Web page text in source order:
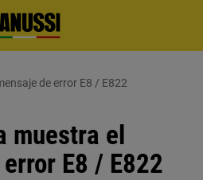
de error E8 / E822
muestra el
E8 / E822